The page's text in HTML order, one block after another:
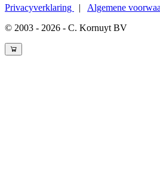
Privacyverklaring | Algemene
© 2003 - 2026 - C. Kornuyt BV